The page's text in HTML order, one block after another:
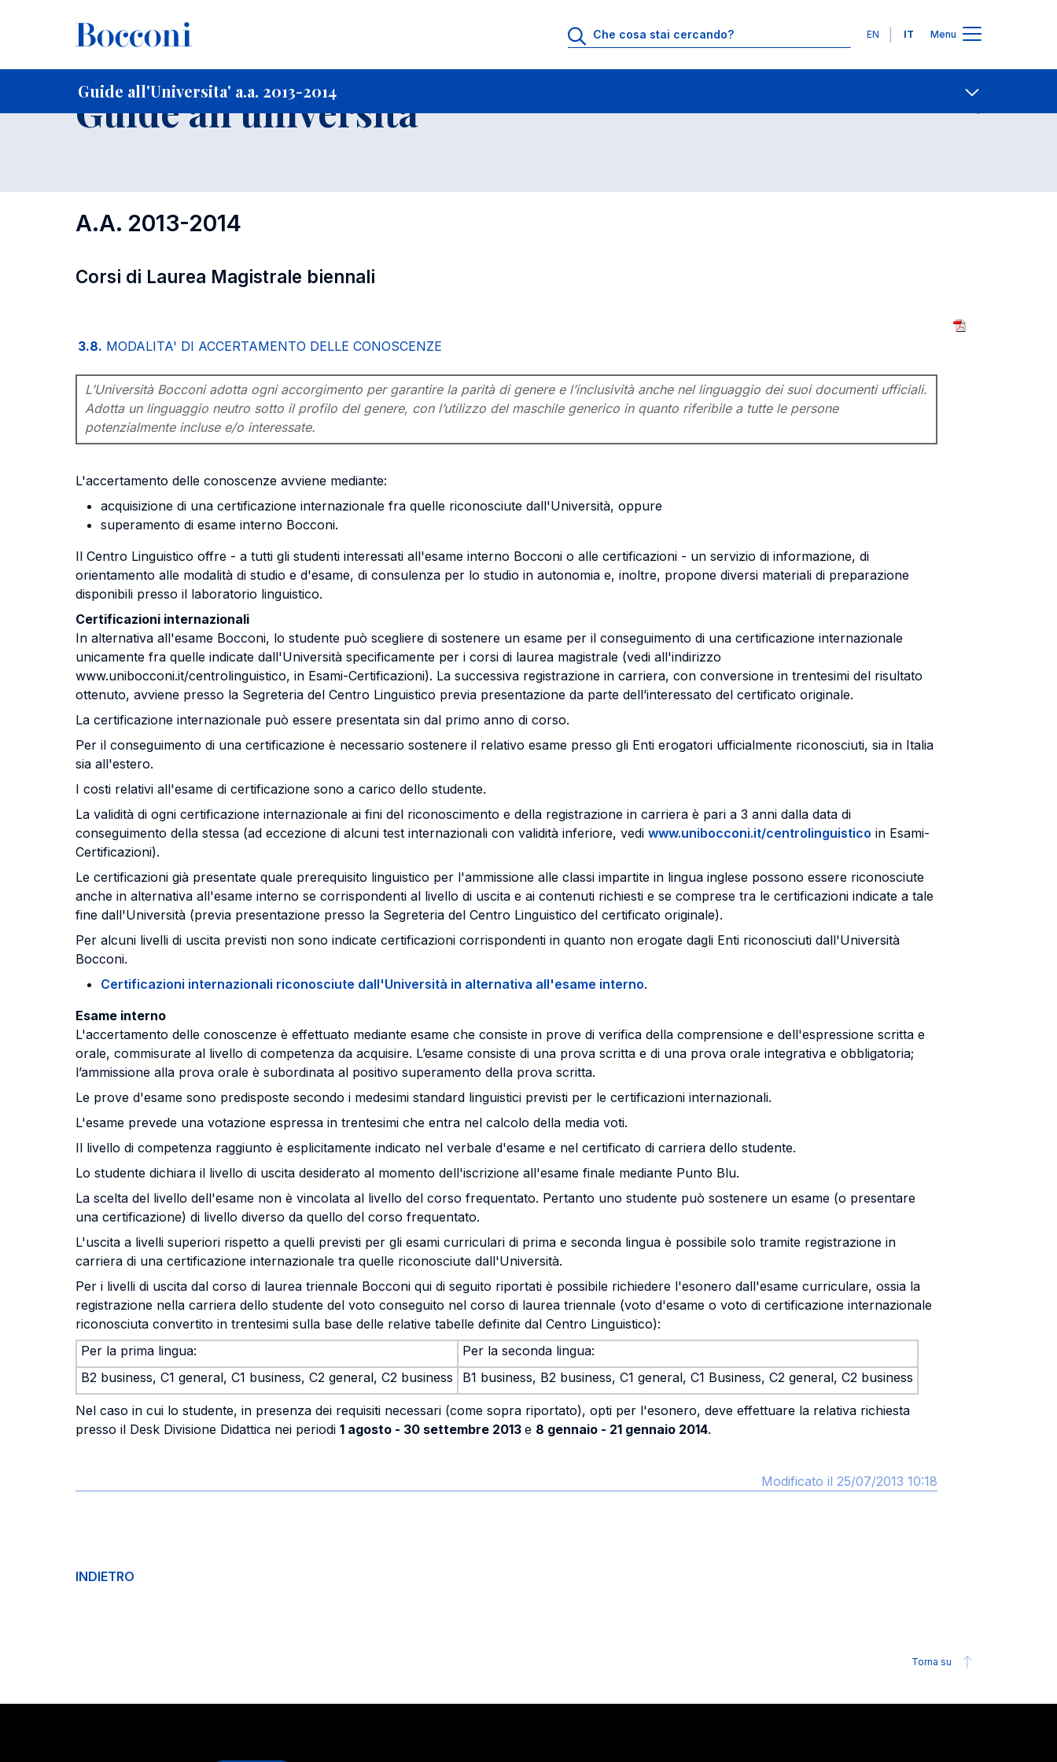
Lingue
EN IT Menu
Guide all'Universita' a.a. 2013-2014
Home Per studenti iscritti Corsi di Laurea Magistrale Contatti
Guide all'universita'
A.A. 2013-2014
Corsi di Laurea Magistrale biennali
3.8. MODALITA' DI ACCERTAMENTO DELLE CONOSCENZE
L’Università Bocconi adotta ogni accorgimento per garantire la parità di genere e l’inclusività anche nel linguaggio dei suoi documenti ufficiali.
Adotta un linguaggio neutro sotto il profilo del genere, con l’utilizzo del maschile generico in quanto riferibile a tutte le persone
potenzialmente incluse e/o interessate.
L'accertamento delle conoscenze avviene mediante:
acquisizione di una certificazione internazionale fra quelle riconosciute dall'Università, oppure
superamento di esame interno Bocconi.
Il Centro Linguistico offre - a tutti gli studenti interessati all'esame interno Bocconi o alle certificazioni - un servizio di informazione, di
orientamento alle modalità di studio e d'esame, di consulenza per lo studio in autonomia e, inoltre, propone diversi materiali di preparazione
disponibili presso il laboratorio linguistico.
Certificazioni internazionali
In alternativa all'esame Bocconi, lo studente può scegliere di sostenere un esame per il conseguimento di una certificazione internazionale
unicamente fra quelle indicate dall'Università specificamente per i corsi di laurea magistrale (vedi all'indirizzo
www.unibocconi.it/centrolinguistico, in Esami-Certificazioni). La successiva registrazione in carriera, con conversione in trentesimi del risultato
ottenuto, avviene presso la Segreteria del Centro Linguistico previa presentazione da parte dell’interessato del certificato originale.
La certificazione internazionale può essere presentata sin dal primo anno di corso.
Per il conseguimento di una certificazione è necessario sostenere il relativo esame presso gli Enti erogatori ufficialmente riconosciuti, sia in Italia
sia all'estero.
I costi relativi all'esame di certificazione sono a carico dello studente.
La validità di ogni certificazione internazionale ai fini del riconoscimento e della registrazione in carriera è pari a 3 anni dalla data di
conseguimento della stessa (ad eccezione di alcuni test internazionali con validità inferiore, vedi www.unibocconi.it/centrolinguistico in Esami-
Certificazioni).
Le certificazioni già presentate quale prerequisito linguistico per l'ammissione alle classi impartite in lingua inglese possono essere riconosciute
anche in alternativa all'esame interno se corrispondenti al livello di uscita e ai contenuti richiesti e se comprese tra le certificazioni indicate a tale
fine dall'Università (previa presentazione presso la Segreteria del Centro Linguistico del certificato originale).
Per alcuni livelli di uscita previsti non sono indicate certificazioni corrispondenti in quanto non erogate dagli Enti riconosciuti dall'Università
Bocconi.
Certificazioni internazionali riconosciute dall'Università in alternativa all'esame interno.
Esame interno
L'accertamento delle conoscenze è effettuato mediante esame che consiste in prove di verifica della comprensione e dell'espressione scritta e
orale, commisurate al livello di competenza da acquisire. L’esame consiste di una prova scritta e di una prova orale integrativa e obbligatoria;
l’ammissione alla prova orale è subordinata al positivo superamento della prova scritta.
Le prove d'esame sono predisposte secondo i medesimi standard linguistici previsti per le certificazioni internazionali.
L'esame prevede una votazione espressa in trentesimi che entra nel calcolo della media voti.
Il livello di competenza raggiunto è esplicitamente indicato nel verbale d'esame e nel certificato di carriera dello studente.
Lo studente dichiara il livello di uscita desiderato al momento dell'iscrizione all'esame finale mediante Punto Blu.
La scelta del livello dell'esame non è vincolata al livello del corso frequentato. Pertanto uno studente può sostenere un esame (o presentare
una certificazione) di livello diverso da quello del corso frequentato.
L'uscita a livelli superiori rispetto a quelli previsti per gli esami curriculari di prima e seconda lingua è possibile solo tramite registrazione in
carriera di una certificazione internazionale tra quelle riconosciute dall'Università.
Per i livelli di uscita dal corso di laurea triennale Bocconi qui di seguito riportati è possibile richiedere l'esonero dall'esame curriculare, ossia la
registrazione nella carriera dello studente del voto conseguito nel corso di laurea triennale (voto d'esame o voto di certificazione internazionale
riconosciuta convertito in trentesimi sulla base delle relative tabelle definite dal Centro Linguistico):
Per la prima lingua:
Per la seconda lingua:
B2 business, C1 general, C1 business, C2 general, C2 business
B1 business, B2 business, C1 general, C1 Business, C2 general, C2 business
Nel caso in cui lo studente, in presenza dei requisiti necessari (come sopra riportato), opti per l'esonero, deve effettuare la relativa richiesta
presso il Desk Divisione Didattica nei periodi 1 agosto - 30 settembre 2013 e 8 gennaio - 21 gennaio 2014.
Modificato il 25/07/2013 10:18
INDIETRO
Torna su